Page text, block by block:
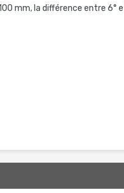
mm, la différence entre 6°